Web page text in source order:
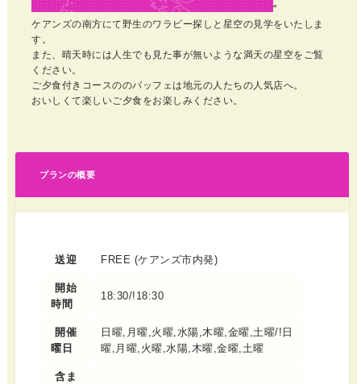
“
ケアンズの南方にて野生のワラビー探しと星空の見学をいたしま
す。
また、晴天時には人生でも見た事が無いような満天の星空をご覧
ください。
ご夕食付きコースののバッフェは地元の人たちの人気店へ。
おいしくて楽しいご夕食をお楽しみください。
プランの概要
送迎 FREE (ケアンズ市内発)
開始
時間
18:30/!18:30
開催
曜日
日曜,月曜,火曜,水陽,木曜,金曜,土曜/!日
曜,月曜,火曜,水陽,木曜,金曜,土曜
含ま